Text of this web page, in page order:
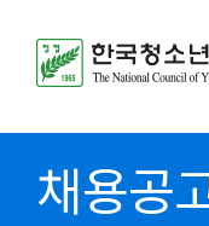
채용공